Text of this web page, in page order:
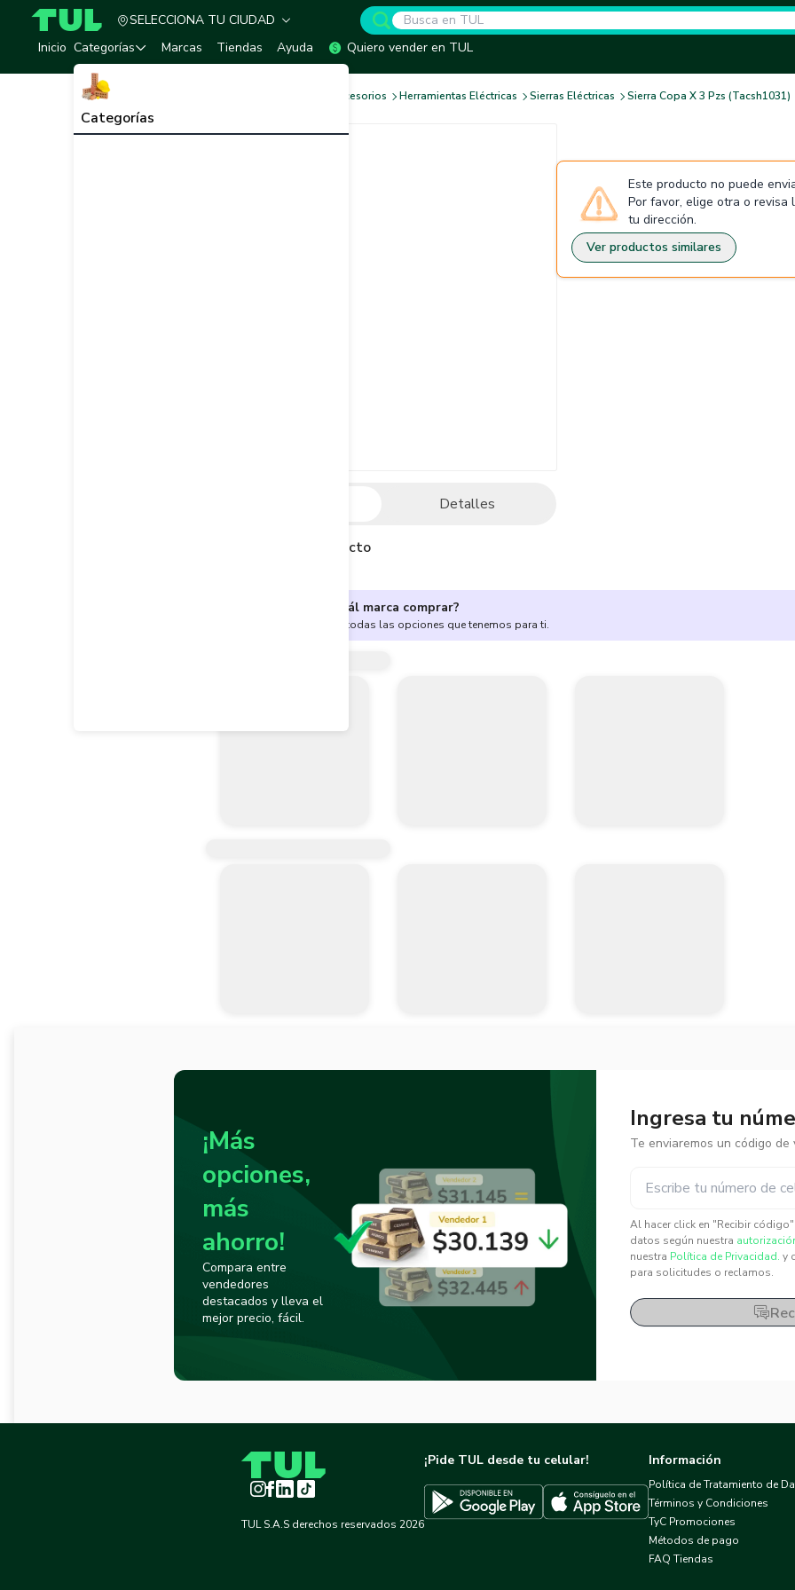
TUL - Tu Marketplace de Construcción
SELECCIONA TU CIUDAD
Inicio Categorías
Categorías
Marcas Tiendas Ayuda Quiero vender en TUL
Herramientas, Equipos y Accesorios Herramientas Eléctricas Sierras Eléctricas Sierra Copa X 3 Pzs (Tacsh1031)
Detalles
Descripción del producto
Este producto no puede
Por favor, elige otra o revisa
tu dirección.
Ver productos similares
¿No sabes cuál marca comprar?
Encuentra aquí todas las opciones que tenemos para ti.
¡Más
opciones,
más
ahorro!
Compara entre
vendedores
destacados y lleva el
mejor precio, fácil.
Ingresa tu
Te enviaremos un código de
Al hacer click en "Recibir
datos según nuestra
nuestra Política de Privacidad. y
para solicitudes o reclamos.
Instagram
Facebook
LinkedInTikTok
TUL S.A.S derechos reservados 2026
¡Pide TUL desde tu celular!
Descargar TUL en Google PlayDescargar TUL en App Store
Información
Política de Tratamiento de
Términos y Condiciones
TyC Promociones
Métodos de pago
FAQ Tiendas